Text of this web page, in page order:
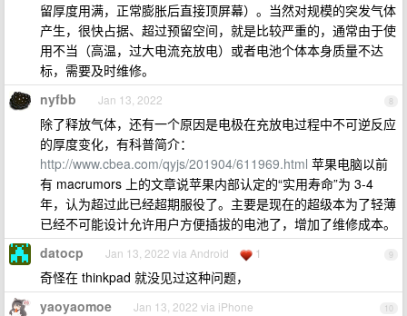
留厚度用满，正常膨胀后直接顶屏幕）。当然对规模的突发气体
产生，很快占据、超过预留空间，就是比较严重的，通常由于使
用不当（高温，过大电流充放电）或者电池个体本身质量不达
标，需要及时维修。
8
nyfbb Jan 13, 2022
除了释放气体，还有一个原因是电极在充放电过程中不可逆反应
的厚度变化，有科普简介：
http://www.cbea.com/qyjs/201904/611969.html 苹果电脑以前
有 macrumors 上的文章说苹果内部认定的“实用寿命”为 3-4
年，认为超过此已经超期服役了。主要是现在的超级本为了轻薄
已经不可能设计允许用户方便插拔的电池了，增加了维修成本。
9
datocp Jan 13, 2022 via Android 1
奇怪在 thinkpad 就没见过这种问题，
10
yaoyaomoe Jan 13, 2022 via iPhone